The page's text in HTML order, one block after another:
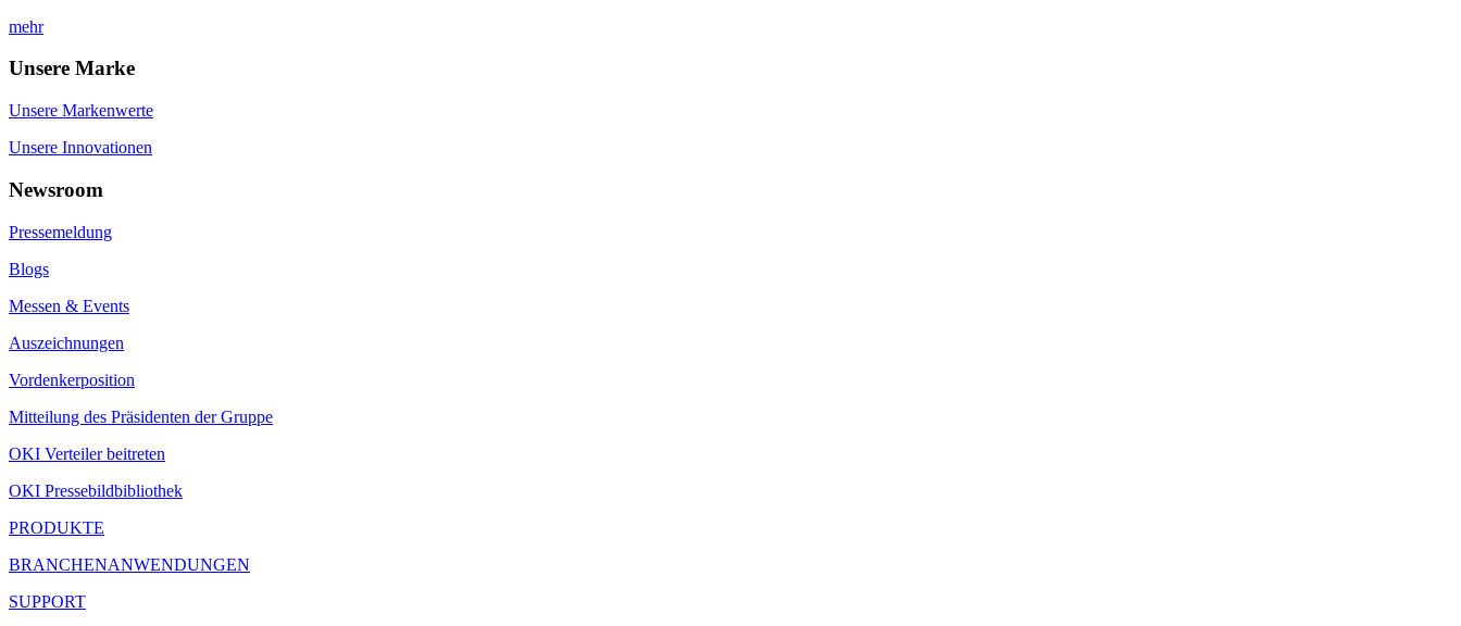
mehr
Unsere Marke
Unsere Markenwerte
Unsere Innovationen
Newsroom
Pressemeldung
Blogs
Messen & Events
Auszeichnungen
Vordenkerposition
Mitteilung des Präsidenten der Gruppe
OKI Verteiler beitreten
OKI Pressebildbibliothek
PRODUKTE
BRANCHENANWENDUNGEN
SUPPORT